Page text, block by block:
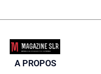
A PROPOS